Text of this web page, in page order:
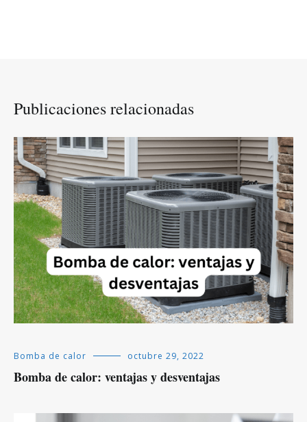
Publicaciones relacionadas
Bomba de calor octubre 29, 2022
Bomba de calor: ventajas y desventajas